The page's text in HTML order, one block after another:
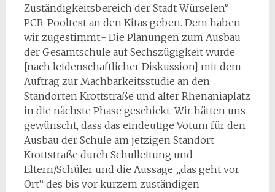
Zuständigkeitsbereich der Stadt Würselen“
PCR-Pooltest an den Kitas geben. Dem haben
wir zugestimmt.- Die Planungen zum Ausbau
der Gesamtschule auf Sechszügigkeit wurde
[nach leidenschaftlicher Diskussion] mit dem
Auftrag zur Machbarkeitsstudie an den
Standorten Krottstraße und alter Rhenaniaplatz
in die nächste Phase geschickt. Wir hätten uns
gewünscht, dass das eindeutige Votum für den
Ausbau der Schule am jetzigen Standort
Krottstraße durch Schulleitung und
Eltern/Schüler und die Aussage „das geht vor
Ort“ des bis vor kurzem zuständigen